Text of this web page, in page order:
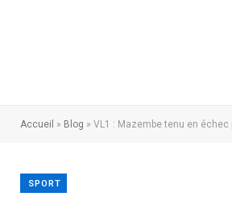
Accueil » Blog » VL1 : Mazembe tenu en échec par
SPORT